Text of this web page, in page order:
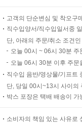
고객의 단순변심 및 착오구
직수입양서/직수입일서중
단, 아래의 주문/취소 조건
오늘 00시 ~ 06시 30분
오늘 06시 30분 이후 주
직수입 음반/영상물/기프트
단, 당일 00시~13시 사이의
박스 포장은 택배 배송이
소비자의 책임 있는 사유로